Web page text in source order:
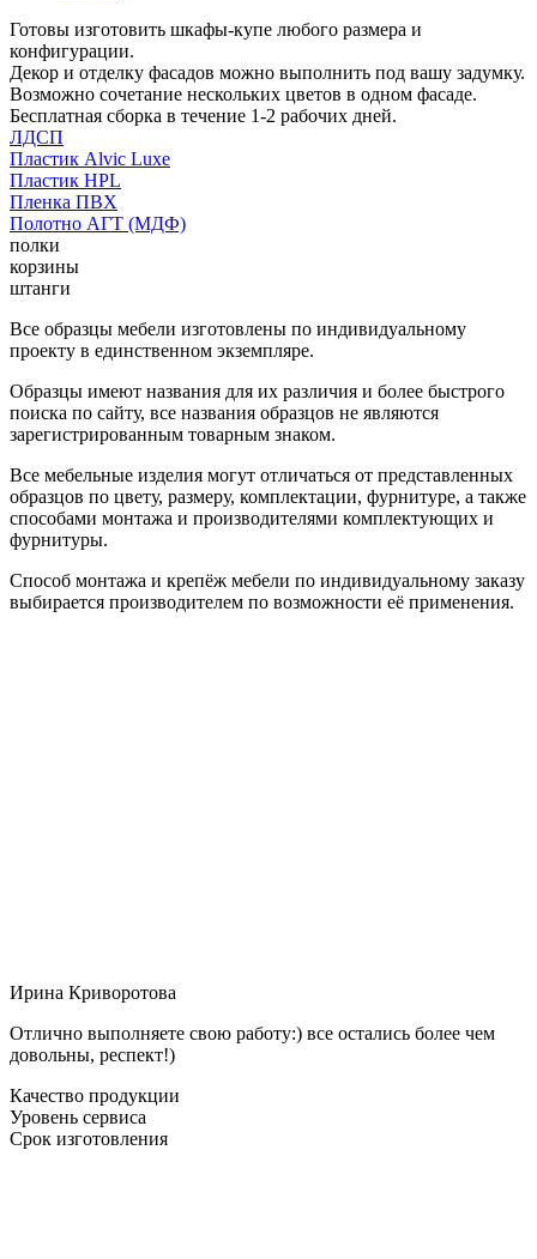
Готовы изготовить шкафы-купе любого размера и
конфигурации.
Декор и отделку фасадов можно выполнить под вашу задумку.
Возможно сочетание нескольких цветов в одном фасаде.
Бесплатная сборка в течение 1-2 рабочих дней.
ЛДСП
Пластик Alvic Luxe
Пластик HPL
Пленка ПВХ
Полотно АГТ (МДФ)
полки
корзины
штанги
Все образцы мебели изготовлены по индивидуальному
проекту в единственном экземпляре.
Образцы имеют названия для их различия и более быстрого
поиска по сайту, все названия образцов не являются
зарегистрированным товарным знаком.
Все мебельные изделия могут отличаться от представленных
образцов по цвету, размеру, комплектации, фурнитуре, а также
способами монтажа и производителями комплектующих и
фурнитуры.
Способ монтажа и крепёж мебели по индивидуальному заказу
выбирается производителем по возможности её применения.
Ирина Криворотова
Отлично выполняете свою работу:) все остались более чем
довольны, респект!)
Качество продукции
Уровень сервиса
Срок изготовления